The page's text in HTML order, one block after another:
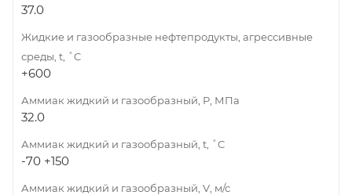
37.0
Жидкие и газообразные нефтепродукты, агрессивные
среды, t, ˚C
+600
Аммиак жидкий и газообразный, Р, МПа
32.0
Аммиак жидкий и газообразный, t, ˚C
-70 +150
Аммиак жидкий и газообразный, V, м/с